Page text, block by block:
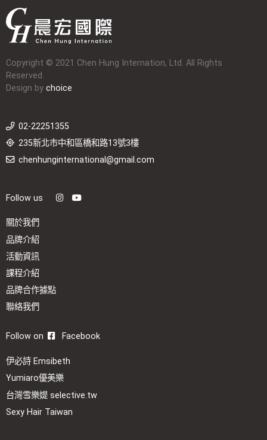
Copyright © 2021 Chen Hung Internation, Ltd. All Rights
Reserved.
Design by choice
02-22251355
235新北市中和區橋和路13號3樓
chenhunginternational@gmail.com
Follow us
關於我們
品牌介紹
活動資訊
課程介紹
品牌合作據點
聯絡我們
Follow on Facebook
伊必詩 Emsibeth
Yumiaro優美樂
台灣雪樂媞 selective.tw
Sexy Hair Taiwan